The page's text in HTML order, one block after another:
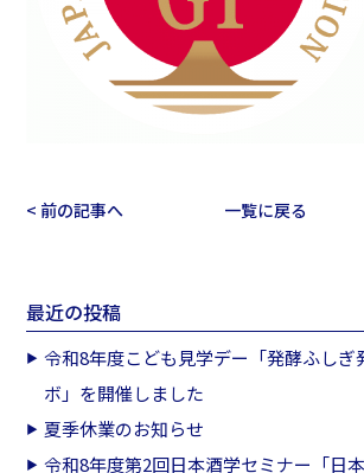
< 前の記事へ 一覧に戻る
最近の投稿
令和8年度こども見学デー「発酵ふしぎ
ボ」を開催しました
夏季休業のお知らせ
令和8年度第2回日本酒学セミナー「日